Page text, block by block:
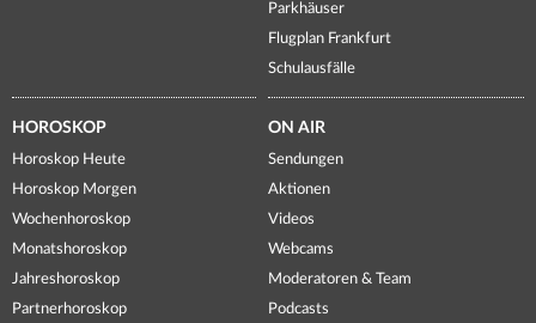
Parkhäuser
Flugplan Frankfurt
Schulausfälle
HOROSKOP
Horoskop Heute
Horoskop Morgen
Wochenhoroskop
Monatshoroskop
Jahreshoroskop
Partnerhoroskop
ON AIR
Sendungen
Aktionen
Videos
Webcams
Moderatoren & Team
Podcasts